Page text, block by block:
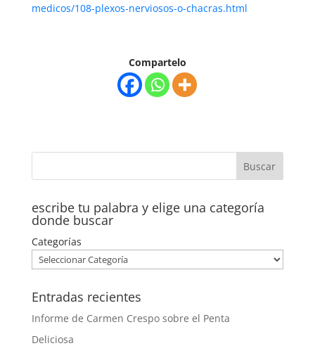
medicos/108-plexos-nerviosos-o-chacras.html
Compartelo
escribe tu palabra y elige una categoría
donde buscar
Categorías
Entradas recientes
Informe de Carmen Crespo sobre el Penta
Deliciosa